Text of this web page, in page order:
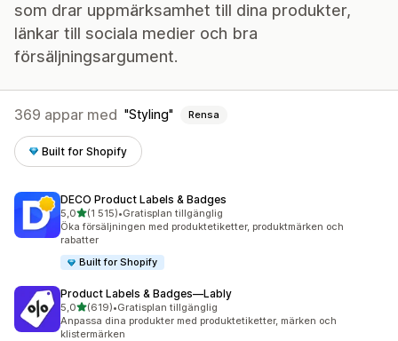
som drar uppmärksamhet till dina produkter,
länkar till sociala medier och bra
försäljningsargument.
369 appar med Styling Rensa
Built for Shopify
DECO Product Labels & Badges
5,0av 5 stjärnor
(1 515)
1515 recensioner totalt
•Gratisplan tillgänglig
Öka försäljningen med produktetiketter, produktmärken och
rabatter
Built for Shopify
Product Labels & Badges—Lably
5,0av 5 stjärnor
(619)
619 recensioner totalt
•Gratisplan tillgänglig
Anpassa dina produkter med produktetiketter, märken och
klistermärken